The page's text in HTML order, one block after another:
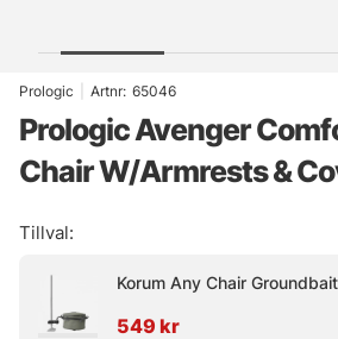
Prologic Artnr: 65046
Prologic Avenger
Chair W/Armrests &
Tillval:
Korum Any Chair
549 kr